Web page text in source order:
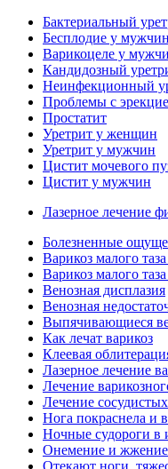
Бактериальный
Бесплодие у мужчин
Варикоцеле у
Кандидозный
Неинфекционный
Проблемы с
Простатит
Уретрит у женщин
Уретрит у мужчин
Цистит мочевого
Цистит у мужчин
Лазерное лечение
Болезненные
Варикоз малого
Варикоз малого
Венозная дисплазия
Венозная
Выпячивающиеся
Как лечат варикоз
Клеевая
Лазерное лечение
Лечение
Лечение
Нога покраснела и
Ночные судороги в
Онемение и жжение
Отекают ноги,